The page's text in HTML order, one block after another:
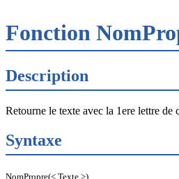
Fonction
Description
Retourne le texte avec la 1ere lettre de
Syntaxe
NomPropre(< Texte >)